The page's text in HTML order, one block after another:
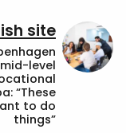
site
level
“These
to do
things”